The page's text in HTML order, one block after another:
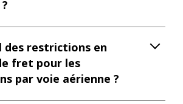
des restrictions en
fret pour les
par voie aérienne ?